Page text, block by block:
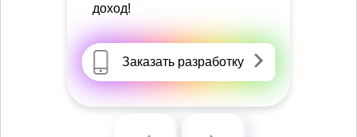
доход!
Заказать разработку